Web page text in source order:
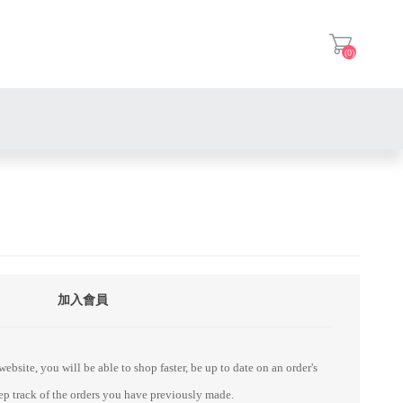
(0)
加入會員
you will be able to shop faster, be up to date on an order's
track of the orders you have previously made.